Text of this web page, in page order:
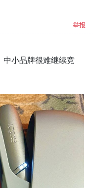
举报
中小品牌很难继续竞